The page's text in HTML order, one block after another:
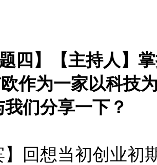
四】【主持人】
作为一家以科技
们分享一下？
】回想当初创业